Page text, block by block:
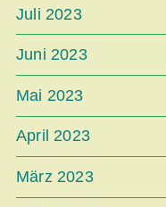
Juli 2023
Juni 2023
Mai 2023
April 2023
März 2023